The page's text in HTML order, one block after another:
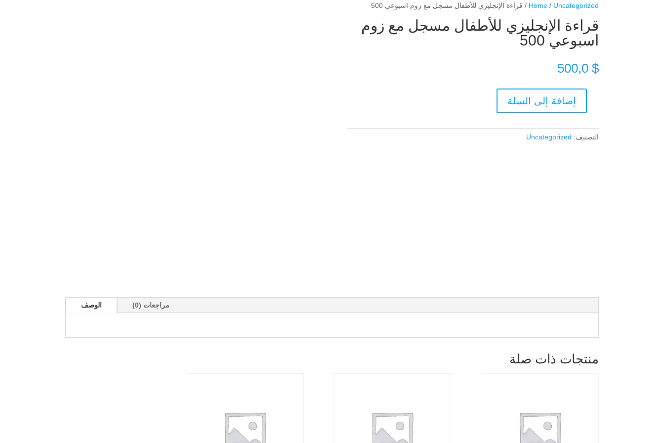
Home / Uncategorized / قراءة الإنجليزي للأطفال مسجل مع زوم اسبوعي 500
قراءة الإنجليزي للأطفال مسجل مع زوم
اسبوعي 500
500,0 $
الإنجليزي
للأطفال
إضافة إلى السلة
التصنيف: Uncategorized
الوصف مراجعات (0)
منتجات ذات صلة